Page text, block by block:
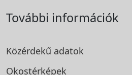
További információk
Közérdekű adatok
Okostérképek